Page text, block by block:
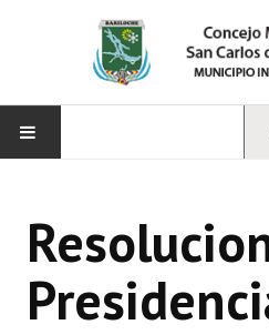
CONCEJO
Bloques Políticos